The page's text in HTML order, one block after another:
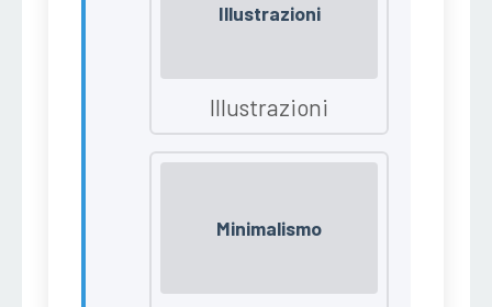
Illustrazioni
Illustrazioni
Minimalismo